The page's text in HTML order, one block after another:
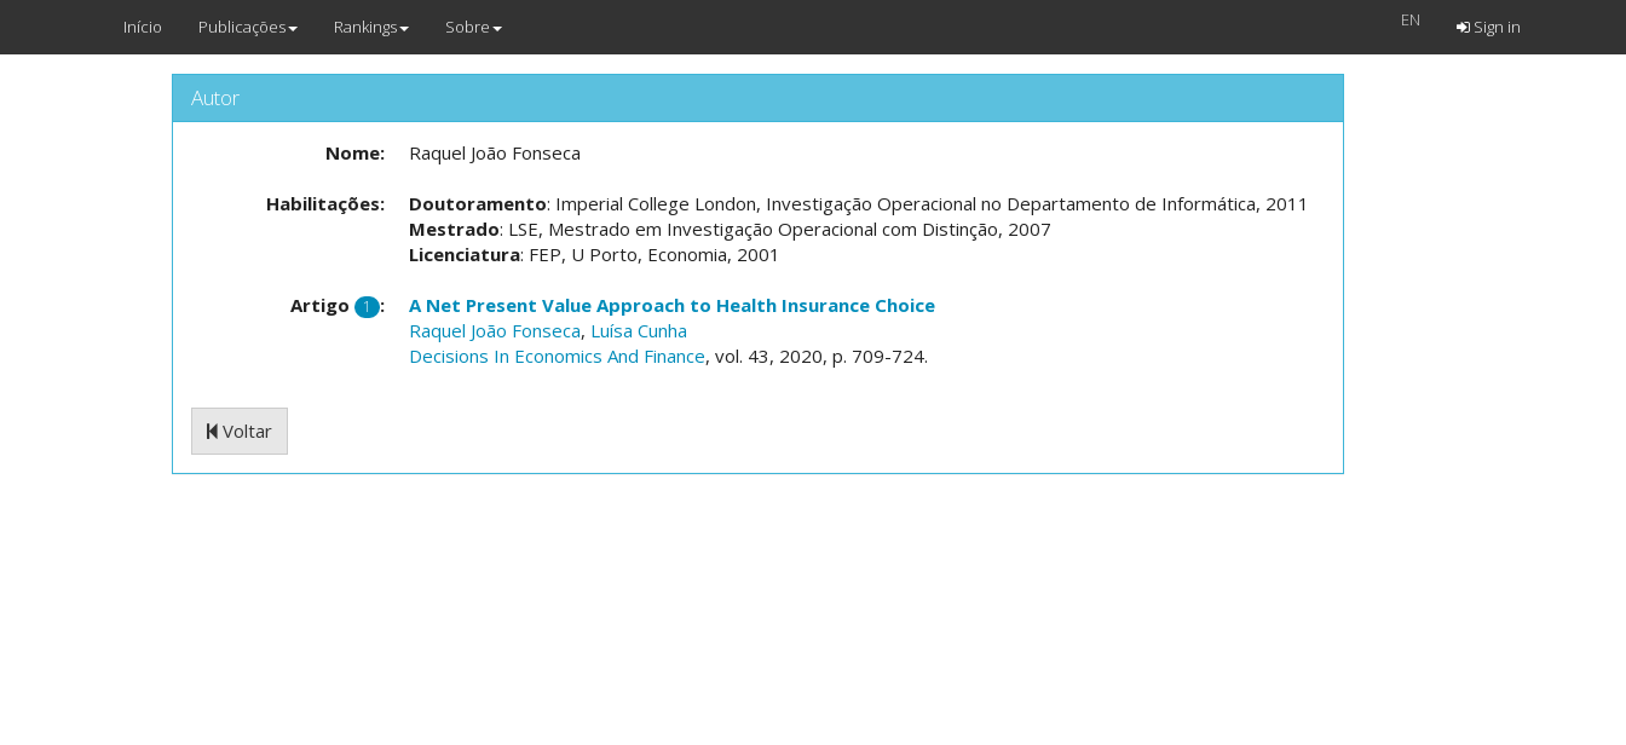
Início Publicações Rankings Sobre EN Sign in
Autor
Nome: Raquel João Fonseca
Habilitações: Doutoramento: Imperial College London, Investigação Operacional no Departamento de Informática, 2011
Mestrado: LSE, Mestrado em Investigação Operacional com Distinção, 2007
Licenciatura: FEP, U Porto, Economia, 2001
Artigo 1 :
A Net Present Value Approach to Health Insurance Choice
Raquel João Fonseca, Luísa Cunha
Decisions In Economics And Finance, vol. 43, 2020, p. 709-724.
Voltar